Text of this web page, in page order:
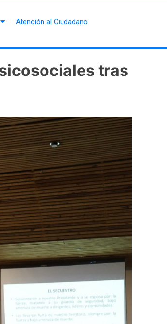
Atención al Ciudadano
tras